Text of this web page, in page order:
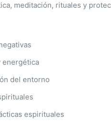
meditación, rituales y
energética
del entorno
espirituales